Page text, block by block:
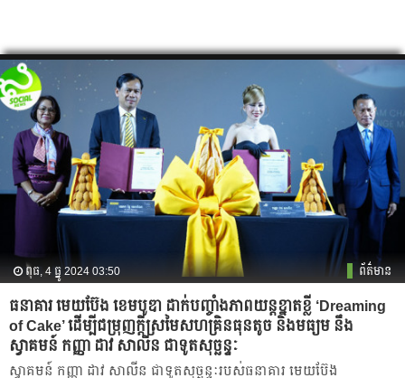
ពុធ, 4 ធ្នូ 2024 03:50 ព័ត៌មាន
ធនាគារ មេយប៊ែង ខេមបូឌា ដាក់បញ្ចាំងភាពយន្តខ្នាតខ្លី ‘Dreaming
of Cake’ ដើម្បីជម្រុញក្តីស្រមៃសហគ្រិនធុនតូច និងមធ្យម នឹង
ស្វាគមន៍ កញ្ញា ដាវ សាលីន ជាទូតសុច្ឆន្ទៈ
ស្វាគមន៍ កញ្ញា ដាវ សាលីន ជាទូតសុច្ឆន្ទៈរបស់ធនាគារ មេយប៊ែង